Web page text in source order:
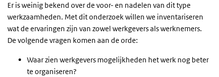
Er is weinig bekend over de voor- en nadelen van dit type
werkzaamheden. Met dit onderzoek willen we inventariseren
wat de ervaringen zijn van zowel werkgevers als werknemers.
De volgende vragen komen aan de orde:
Waar zien werkgevers mogelijkheden het werk nog beter
te organiseren?